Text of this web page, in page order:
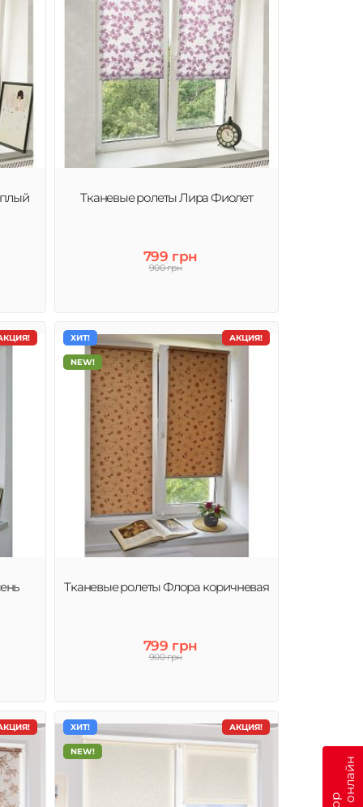
Тканевые ролеты Лира Фиолет
799 грн
900 грн
АКЦИЯ!
ХИТ!
NEW!
Тканевые ролеты Флора коричневая
799 грн
900 грн
АКЦИЯ!
ХИТ!
NEW!